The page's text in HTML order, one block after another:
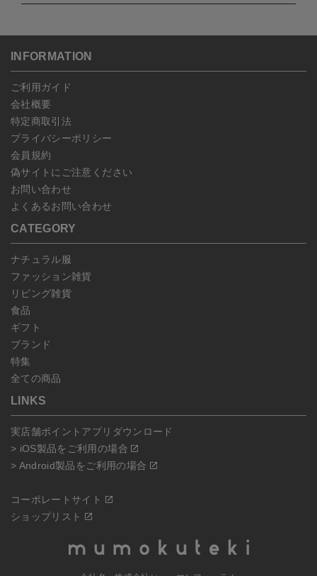
・NP後払い
沖縄：1,400円
セルは可能です。
ンセルしていただいた後、ご希望の商品のみ再度ご注文お願いしま
予約商品など一部キャンセルが出来ない場合がございます。あらか
じめご了承ください。
こちらよりご依頼ください。
INFORMATION
ご利用ガイド
会社概要
特定商取引法
プライバシーポリシー
会員規約
偽サイトにご注意ください
お問い合わせ
よくあるお問い合わせ
CATEGORY
ナチュラル服
ファッション雑貨
リビング雑貨
食品
ギフト
ブランド
特集
全ての商品
LINKS
実店舗ポイントアプリダウンロード
> iOS製品をご利用の場合
> Android製品をご利用の場合
コーポレートサイト
ショップリスト